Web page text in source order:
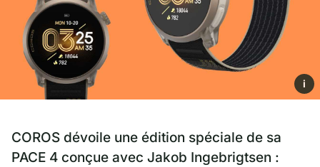
i
COROS dévoile une édition spéciale de sa
PACE 4 conçue avec Jakob Ingebrigtsen :